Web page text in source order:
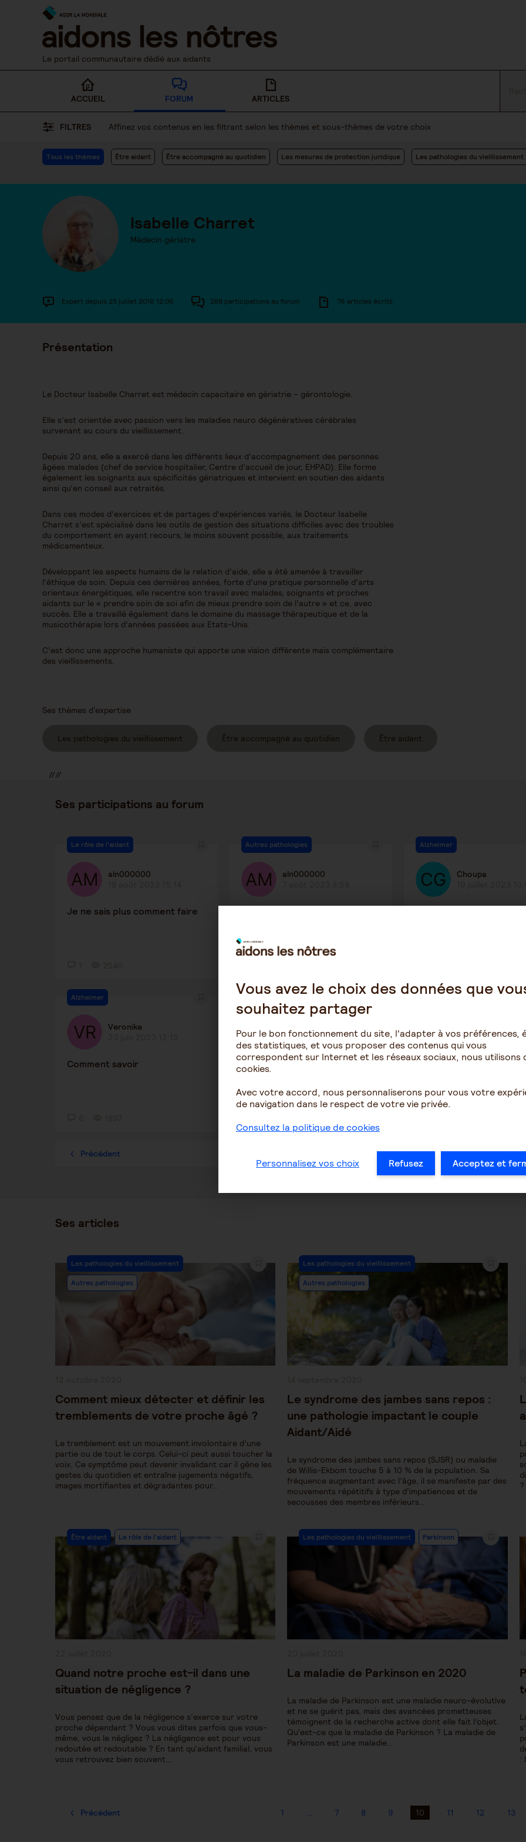
Le portail communautaire dédié aux aidants
ACCUEIL FORUM ARTICLES
FILTRES Affinez vos contenus en les filtrant selon les thèmes et sous-thèmes de votre choix
Tous les thèmes Être aidant Être accompagné au quotidien Les mesures de protection juridique Les pathologies du vieillissement
Isabelle Charret
Médecin gériatre
Expert depuis 25 juillet 2016 12:06 288 participations au forum 76 articles écrits
Présentation
Le Docteur Isabelle Charret est médecin capacitaire en gériatrie – gérontologie.
Elle s’est orientée avec passion vers les maladies neuro dégénératives cérébrales
survenant au cours du vieillissement.
Depuis 20 ans, elle a exercé dans les différents lieux d’accompagnement des personnes
âgées malades (chef de service hospitalier, Centre d’accueil de jour, EHPAD). Elle forme
également les soignants aux spécificités gériatriques et intervient en soutien des aidants
ainsi qu’en conseil aux retraités.
Dans ces modes d’exercices et de partages d’expériences variés, le Docteur Isabelle
Charret s’est spécialisé dans les outils de gestion des situations difficiles avec des troubles
du comportement en ayant recours, le moins souvent possible, aux traitements
médicamenteux.
Développant les aspects humains de la relation d’aide, elle a été amenée à travailler
l’éthique de soin. Depuis ces dernières années, forte d’une pratique personnelle d’arts
orientaux énergétiques, elle recentre son travail avec malades, soignants et proches
aidants sur le « prendre soin de soi afin de mieux prendre soin de l’autre » et ce, avec
succès. Elle a travaillé également dans le domaine du massage thérapeutique et de la
musicothérapie lors d’années passées aux Etats-Unis.
C’est donc une approche humaniste qui apporte une vision différente mais complémentaire
des vieillissements.
Ses thèmes d'expertise
Les pathologies du vieillissement Être accompagné au quotidien Être aidant
////
Ses participations au forum
Le rôle de l'aidant
aln000000
Je ne sais plus comment faire
Autres pathologies
aln000000
Alzheimer
Choupa
Alzheimer
Veronike
Comment savoir
22 juin 2023 8:58
Alzheimer et violences
verbales
Le rôle de l'aidant
19 juin 2023 13:23
Changement de
Précédent 21 22 23 24 …
Ses articles
Post
Category:
Les pathologies du vieillissement
Autres pathologies
Comment mieux détecter et définir les
tremblements de votre proche âgé ?
Le tremblement est un mouvement involontaire d’une
partie ou de tout le corps. Celui-ci peut aussi toucher la
voix. Ce symptôme peut devenir invalidant car il gêne les
gestes du quotidien et entraîne jugements négatifs,
images mortifiantes et dégradantes pour…
Post
Category:
Les pathologies du vieillissement
Autres pathologies
Le syndrome des jambes sans repos :
une pathologie impactant le couple
Aidant/Aidé
Le syndrome des jambes sans repos (SJSR) ou maladie
de Willis-Ekbom touche 5 à 10 % de la population. Sa
fréquence augmentant avec l’âge, il se manifeste par des
mouvements répétitifs à type d’impatiences et de
secousses des membres inférieurs…
Post
Category:
Être aidant Le rôle de l'aidant
Quand notre proche est-il dans une
situation de négligence ?
Vous pensez que de la négligence s’exerce sur votre
proche dépendant ? Vous vous dites parfois que vous-
même, vous le négligez ? La négligence est pour vous
redoutée et redoutable ? En tant qu’aidant familial, vous
vous retrouvez bien souvent…
Post
Category:
Les pathologies du vieillissement Parkinson
La maladie de Parkinson en 2020
La maladie de Parkinson est une maladie neuro-évolutive
et ne se guérit pas, mais des avancées prometteuses
témoignent de la recherche active dont elle fait l’objet.
Qu’est-ce que la maladie de Parkinson ? La maladie de
Parkinson est une maladie…
:
Précédent 1 … 7 8 9 10 11 12 13
Vous avez le choix des données que
souhaitez partager
Pour le bon fonctionnement du site, l'adapter à vos préférences,
des statistiques, et vous proposer des contenus qui vous
correspondent sur Internet et les réseaux sociaux, nous utilisons
cookies.
Avec votre accord, nous personnaliserons pour vous votre
de navigation dans le respect de votre vie privée.
Consultez la politique de cookies
Personnalisez vos choix Refusez Acceptez et